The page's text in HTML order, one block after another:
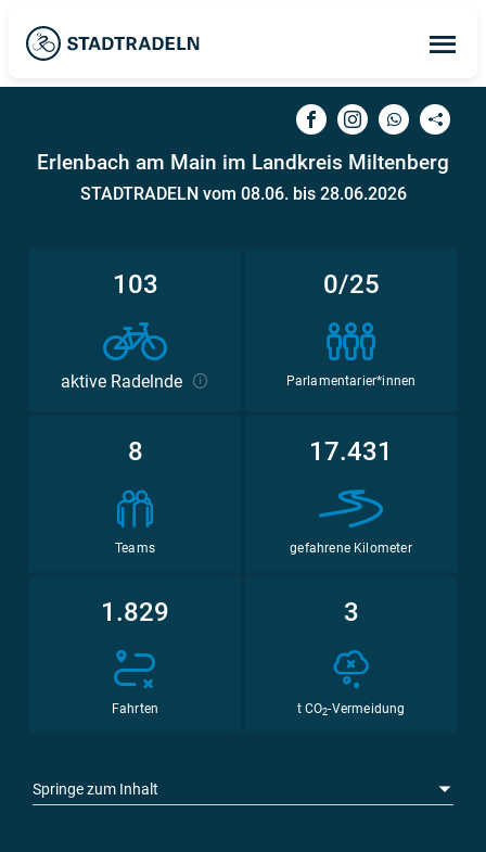
Erlenbach am Main im Landkreis Miltenberg
STADTRADELN vom 08.06. bis 28.06.2026
103
aktive Radelnde
0/25
Parlamentarier*innen
8
Teams
17.431
gefahrene Kilometer
1.829
Fahrten
3
t CO2-Vermeidung
Springe zum Inhalt